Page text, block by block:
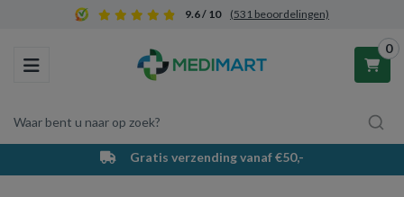
9.6 / 10 (531 beoordelingen)
Toggle navigation
Waar bent u naar op zoek?
0
Winkelwagen
Gratis verzending vanaf €50,-